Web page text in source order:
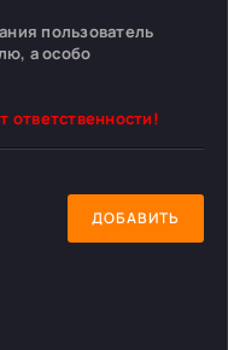
пользователь
а особо
ответственности!
ДОБАВИТЬ